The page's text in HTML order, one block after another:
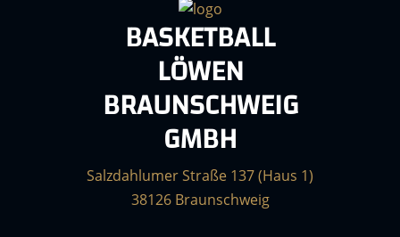
BASKETBALL
LÖWEN
BRAUNSCHWEIG
GMBH
Salzdahlumer Straße 137 (Haus 1)
38126 Braunschweig